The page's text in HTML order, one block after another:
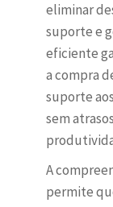
eliminar
suporte e
eficiente
a compra
suporte
sem
A
permite